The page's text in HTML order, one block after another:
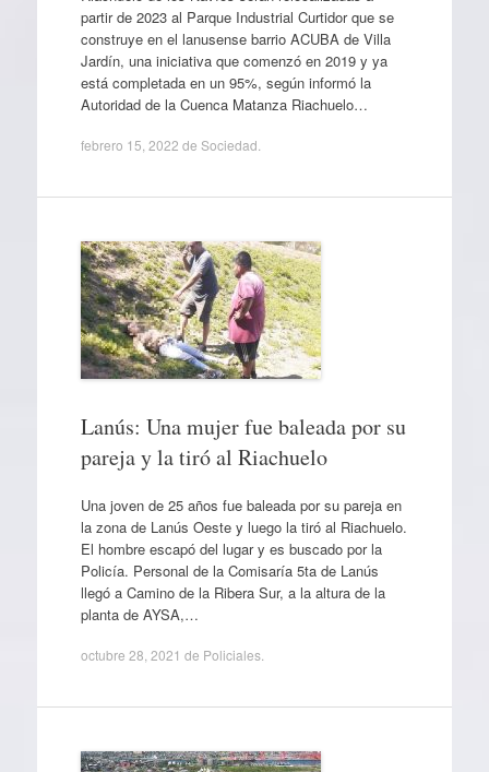
partir de 2023 al Parque Industrial Curtidor que se
construye en el lanusense barrio ACUBA de Villa
Jardín, una iniciativa que comenzó en 2019 y ya
está completada en un 95%, según informó la
Autoridad de la Cuenca Matanza Riachuelo…
febrero 15, 2022 de Sociedad
Lanús: Una mujer fue baleada por su
pareja y la tiró al Riachuelo
Una joven de 25 años fue baleada por su pareja en
la zona de Lanús Oeste y luego la tiró al Riachuelo.
El hombre escapó del lugar y es buscado por la
Policía. Personal de la Comisaría 5ta de Lanús
llegó a Camino de la Ribera Sur, a la altura de la
planta de AYSA,…
octubre 28, 2021 de Policiales.